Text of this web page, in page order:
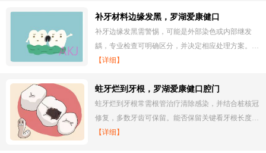
补牙材料边缘发黑，罗湖爱康健口
补牙边缘发黑需警惕，可能是外部染色或内部继发
龋，专业检查可明确区分，并决定相应处理方案。…
【详细】
蛀牙烂到牙根，罗湖爱康健口腔门
蛀牙烂到牙根常需根管治疗清除感染，并结合桩核冠
修复，多数牙齿可保留。能否保留关键看牙根长度…
【详细】